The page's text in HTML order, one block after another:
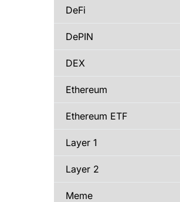
DeFi
DePIN
DEX
Ethereum
Ethereum ETF
Layer 1
Layer 2
Meme